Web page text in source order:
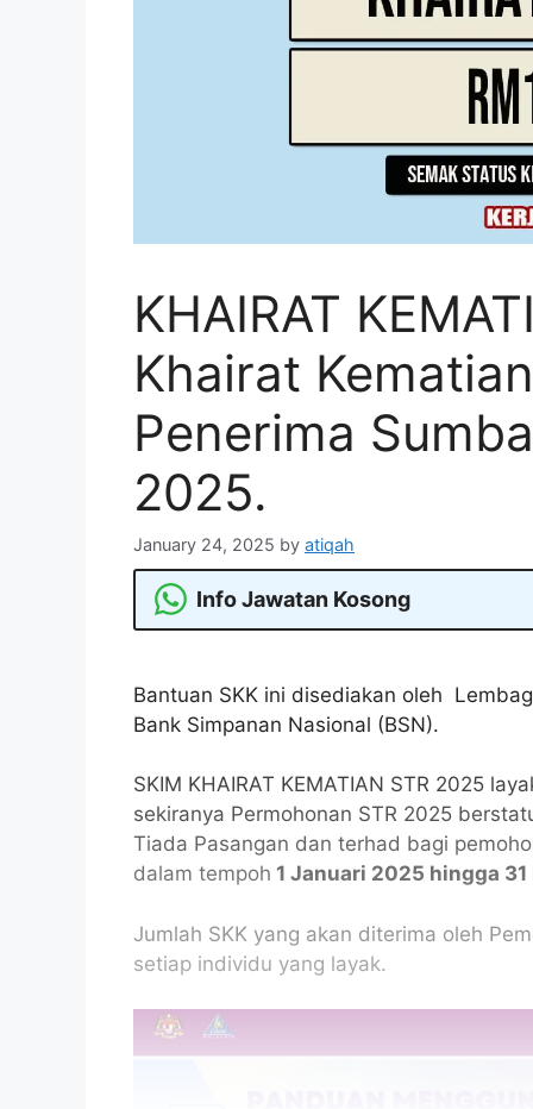
KHAIRAT
Khairat
Penerima
2025.
January 24, 2025 by atiqah
Info Jawatan Kosong
Bantuan SKK ini disediakan oleh
Bank Simpanan Nasional (BSN).
SKIM KHAIRAT KEMATIAN STR 2025
sekiranya Permohonan STR 2025
Tiada Pasangan dan terhad bagi
dalam tempoh 1 Januari 2025 hingga
Jumlah SKK yang akan diterima oleh
setiap individu yang layak.